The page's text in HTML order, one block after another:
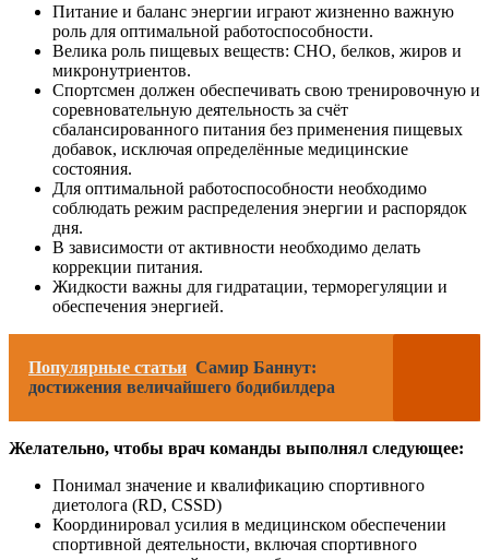
Питание и баланс энергии играют жизненно важную
роль для оптимальной работоспособности.
Велика роль пищевых веществ: СНО, белков, жиров и
микронутриентов.
Спортсмен должен обеспечивать свою тренировочную и
соревновательную деятельность за счёт
сбалансированного питания без применения пищевых
добавок, исключая определённые медицинские
состояния.
Для оптимальной работоспособности необходимо
соблюдать режим распределения энергии и распорядок
дня.
В зависимости от активности необходимо делать
коррекции питания.
Жидкости важны для гидратации, терморегуляции и
обеспечения энергией.
Популярные статьи Самир Баннут:
достижения величайшего бодибилдера
Желательно, чтобы врач команды выполнял следующее:
Понимал значение и квалификацию спортивного
диетолога (RD, CSSD)
Координировал усилия в медицинском обеспечении
спортивной деятельности, включая спортивного